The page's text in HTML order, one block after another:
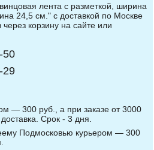
лента с разметкой, ширина
24,5 см." с доставкой по Москве
корзину на сайте или
50
29
— 300 руб., а при заказе от 3000
Срок - 3 дня.
Подмосковью курьером — 300